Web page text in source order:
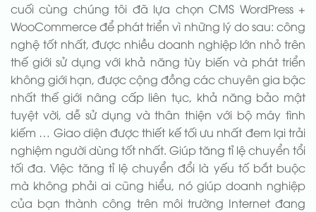
cuối cùng chúng tôi đã lựa chọn CMS WordPress +
WooCommerce để phát triển vì những lý do sau: công
nghệ tốt nhất, được nhiều doanh nghiệp lớn nhỏ trên
thế giới sử dụng với khả năng tùy biến và phát triển
không giới hạn, được cộng đồng các chuyên gia bậc
nhất thế giới nâng cấp liên tục, khả năng bảo mật
tuyệt vời, dễ sử dụng và thân thiện với bộ máy tình
kiếm … Giao diện được thiết kế tối ưu nhất đem lại trải
nghiệm người dùng tốt nhất. Giúp tăng tỉ lệ chuyển tổi
tối đa. Việc tăng tỉ lệ chuyển đổi là yếu tố bắt buộc
mà không phải ai cũng hiểu, nó giúp doanh nghiệp
của bạn thành công trên môi trường Internet đang